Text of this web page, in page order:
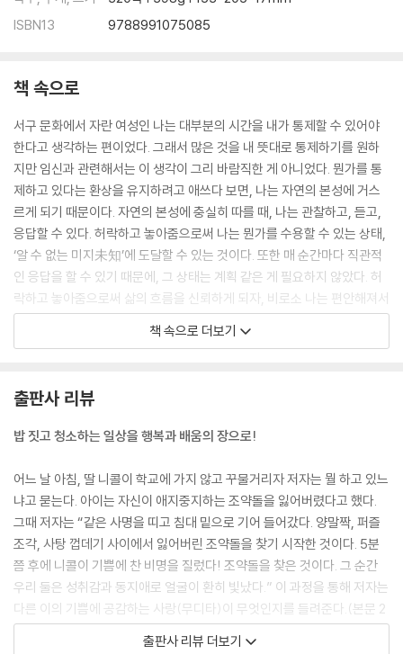
ISBN13
9788991075085
책 속으로
서구 문화에서 자란 여성인 나는 대부분의 시간을 내가 통제할 수 있어야
한다고 생각하는 편이었다. 그래서 많은 것을 내 뜻대로 통제하기를 원하
지만 임신과 관련해서는 이 생각이 그리 바람직한 게 아니었다. 뭔가를 통
제하고 있다는 환상을 유지하려고 애쓰다 보면, 나는 자연의 본성에 거스
르게 되기 때문이다. 자연의 본성에 충실히 따를 때, 나는 관찰하고, 듣고,
응답할 수 있다. 허락하고 놓아줌으로써 나는 뭔가를 수용할 수 있는 상태,
‘알 수 없는 미지未知’에 도달할 수 있는 것이다. 또한 매 순간마다 직관적
인 응답을 할 수 있기 때문에, 그 상태는 계획 같은 게 필요하지 않았다. 허
락하고 놓아줌으로써 삶의 흐름을 신뢰하게 되자, 비로소 나는 편안해져서
순간순간 떠오르는 지혜에 귀를 기울일 수 있게 되었다. --- p.23
으로도 계속 성장해 나아가겠지만, 어떤 의미에서 내 젊음과 순진함은 분
만실에서 죽었다고 볼 수 있다. 그리고 죽음이 일어난 그 자리에 이제 지혜
엄마가 되는 순간 내게는 일종의 죽음이 일어났다. 딸이 잘 자랄 수 있도록
내 에고의 한 부분을 포기한 것이다. 엄마가 된다는 일은 상당히 많은 시간
과 에너지와 집중을 필요로 하는 일이다. 나는 임신했을 때도 그랬지만 출
산을 해서 아이를 키우는 동안에도 죽음이 가까이 있다는 느낌을 받곤 했
다. 물론 목을 꽉 조이는 것 같은 육체적인 죽음이 아니었다는 걸 지금은 안
다. 내가 느낀 죽음은 내 에고의 특정 부분의 죽음이었다. 엄마가 되기 위해
나는 내 ‘자신’이기만을 고집해서는 안 되고, 다른 존재를 양육하는 데 더
쓸모 있는 사람이 되어야 했다. 다시 말해 나는 성장해야 했다. 자기로 꽉
책 속으로 더보기
출판사 리뷰
밥 짓고 청소하는 일상을 행복과 배움의 장으로!
어느 날 아침, 딸 니콜이 학교에 가지 않고 꾸물거리자 저자는 뭘 하고 있느
냐고 묻는다. 아이는 자신이 애지중지하는 조약돌을 잃어버렸다고 했다.
그때 저자는 “같은 사명을 띠고 침대 밑으로 기어 들어갔다. 양말짝, 퍼즐
조각, 사탕 껍데기 사이에서 잃어버린 조약돌을 찾기 시작한 것이다. 5분
쯤 후에 니콜이 기쁨에 찬 비명을 질렀다! 조약돌을 찾은 것이다. 그 순간
우리 둘은 성취감과 동지애로 얼굴이 환히 빛났다.” 이 과정을 통해 저자는
다른 이의 기쁨에 공감하는 사랑(무디타)이 무엇인지를 들려준다.(본문 2
40쪽)
출판사 리뷰 더보기